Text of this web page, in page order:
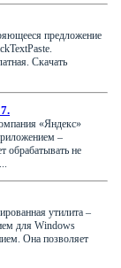
предложение
Скачать
«Яндекс»
–
обрабатывать не
утилита –
для Windows
Она позволяет